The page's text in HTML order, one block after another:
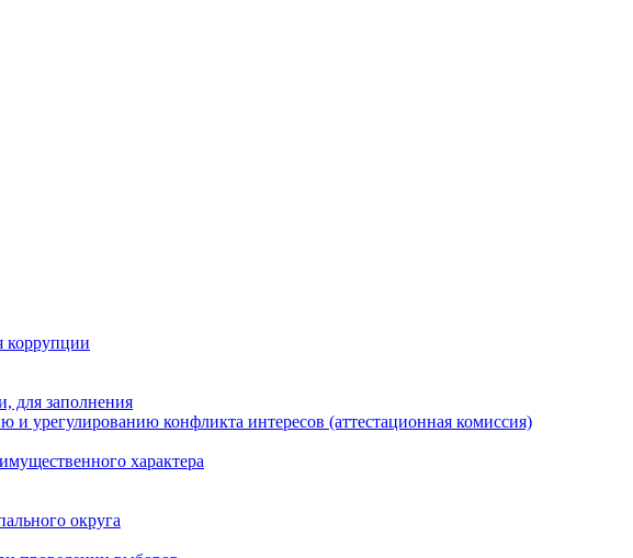
коррупции
для заполнения
урегулированию конфликта интересов (аттестационная комиссия)
характера
округа